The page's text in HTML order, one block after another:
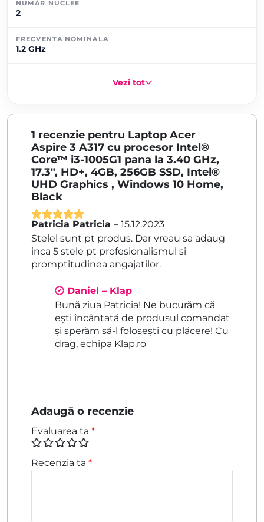
NUMĂR NUCLEE
2
FRECVENTA NOMINALA
1.2 GHz
Vezi tot
1 recenzie pentru Laptop Acer
Aspire 3 A317 cu procesor Intel®
Core™ i3-1005G1 pana la 3.40 GHz,
17.3″, HD+, 4GB, 256GB SSD, Intel®
UHD Graphics , Windows 10 Home,
Black
Evaluat la 5
din 5
Patricia Patricia – 15.12.2023
Stelel sunt pt produs. Dar vreau sa adaug
inca 5 stele pt profesionalismul si
promptitudinea angajatilor.
Daniel – Klap
Bună ziua Patricia! Ne bucurăm că
ești încântată de produsul comandat
și sperăm să-l folosești cu plăcere! Cu
drag, echipa Klap.ro
Adaugă o recenzie
Evaluarea ta *
Recenzia ta *